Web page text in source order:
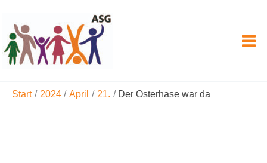
Inhalt
springen
Start 2024 April 21. Der Osterhase war da